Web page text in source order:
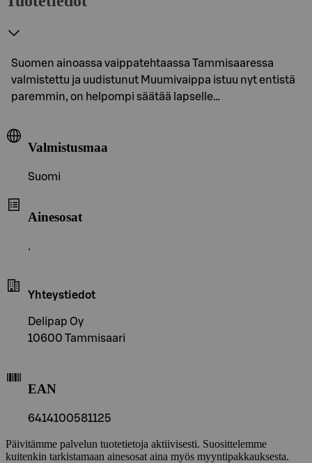
Suomen ainoassa vaippatehtaassa Tammisaaressa
valmistettu ja uudistunut Muumivaippa istuu nyt entistä
paremmin, on helpompi säätää lapselle…
Valmistusmaa
Suomi
Ainesosat
.
Yhteystiedot
Delipap Oy
10600 Tammisaari
EAN
6414100581125
Päivitämme palvelun tuotetietoja aktiivisesti. Suosittelemme
kuitenkin tarkistamaan ainesosat aina myös myyntipakkauksesta.